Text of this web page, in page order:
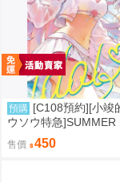
預購 [C108預約][小竣
ウソウ特急]SUMMER
壞：星穹鐵道 同人誌
售價 450